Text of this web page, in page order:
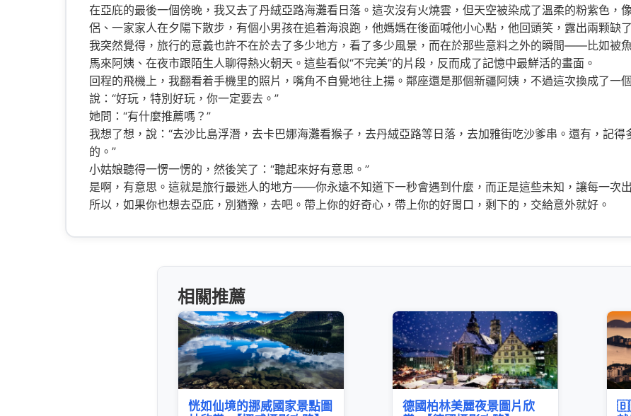
在亞庇的最後一個傍晚，我又去了丹絨亞路海灘看日落。這次沒有火燒雲，但天空被染成了溫柔的粉紫色，
侶、一家家人在夕陽下散步，有個小男孩在追着海浪跑，他媽媽在後面喊他小心點，他回頭笑，露出兩颗缺
我突然覺得，旅行的意義也許不在於去了多少地方，看了多少風景，而在於那些意料之外的瞬間——比如被
馬來阿姨、在夜市跟陌生人聊得熱火朝天。這些看似“不完美”的片段，反而成了記憶中最鮮活的畫面。
回程的飛機上，我翻看着手機里的照片，嘴角不自覺地往上揚。鄰座還是那個新疆阿姨，不過這次換成了一
說：“好玩，特別好玩，你一定要去。”
她問：“有什麼推薦嗎？”
我想了想，說：“去沙比島浮潛，去卡巴娜海灘看猴子，去丹絨亞路等日落，去加雅街吃沙爹串。還有，記
的。”
小姑娘聽得一愣一愣的，然後笑了：“聽起來好有意思。”
是啊，有意思。這就是旅行最迷人的地方——你永遠不知道下一秒會遇到什麼，而正是這些未知，讓每一次
所以，如果你也想去亞庇，別猶豫，去吧。帶上你的好奇心，帶上你的好胃口，剩下的，交給意外就好。
相關推薦
恍如仙境的挪威國家景點圖
德國柏林美麗夜景圖片欣